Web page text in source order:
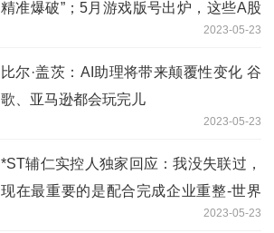
精准爆破”；5月游戏版号出炉，这些A股
2023-05-23
比尔·盖茨：AI助理将带来颠覆性变化 谷
歌、亚马逊都会玩完儿
2023-05-23
*ST辅仁实控人独家回应：我没失联过，
现在最重要的是配合完成企业重整-世界
2023-05-23